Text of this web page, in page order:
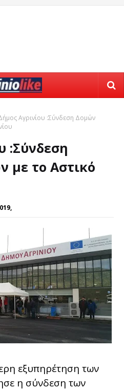
Αγρινίου :Σύνδεση Δομών
:Σύνδεση
με το Αστικό
εξυπηρέτηση των
η σύνδεση των